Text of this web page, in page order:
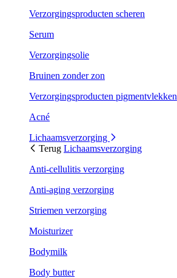
Verzorgingsproducten scheren
Serum
Verzorgingsolie
Bruinen zonder zon
Verzorgingsproducten pigmentvlekken
Acné
Lichaamsverzorging
Terug Lichaamsverzorging
Anti-cellulitis verzorging
Anti-aging verzorging
Striemen verzorging
Moisturizer
Bodymilk
Body butter